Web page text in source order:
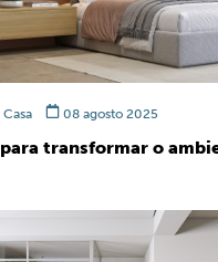
08 agosto 2025
transformar o